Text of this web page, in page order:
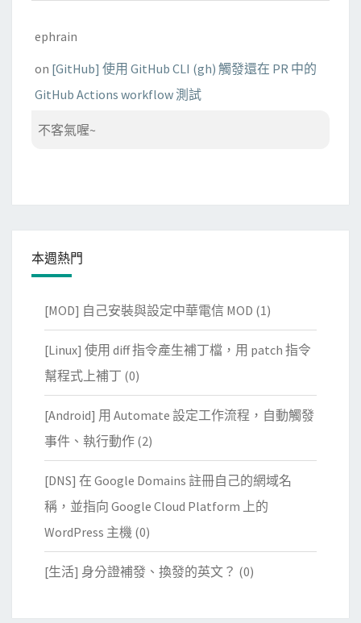
ephrain
on [GitHub] 使用 GitHub CLI (gh) 觸發還在 PR 中的
GitHub Actions workflow 測試
不客氣喔~
本週熱門
[MOD] 自己安裝與設定中華電信 MOD (1)
[Linux] 使用 diff 指令產生補丁檔，用 patch 指令
幫程式上補丁 (0)
[Android] 用 Automate 設定工作流程，自動觸發
事件、執行動作 (2)
[DNS] 在 Google Domains 註冊自己的網域名
稱，並指向 Google Cloud Platform 上的
WordPress 主機 (0)
[生活] 身分證補發、換發的英文？ (0)